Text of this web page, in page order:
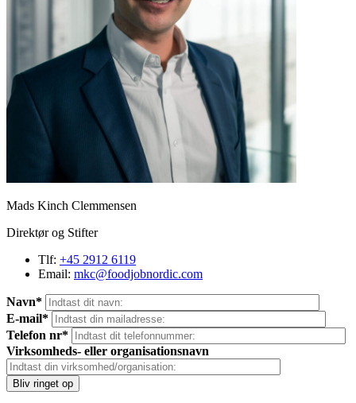
Mads Kinch Clemmensen
Direktør og Stifter
Tlf: +45 2912 6119
Email: mkc@foodjobnordic.com
Navn*
E-mail*
Telefon nr*
Virksomheds- eller organisationsnavn